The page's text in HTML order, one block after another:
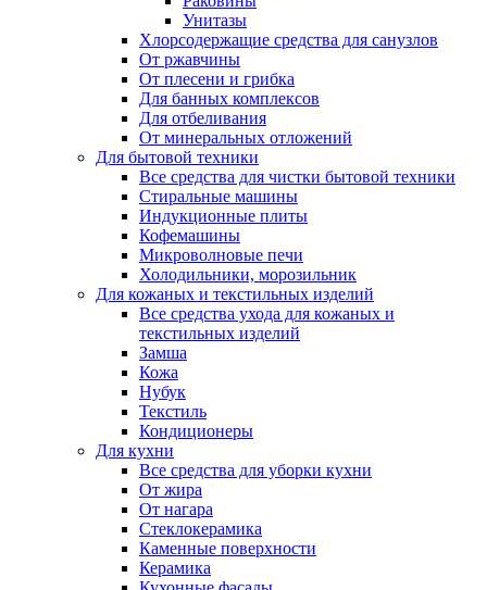
Унитазы
Хлорсодержащие средства для санузлов
От ржавчины
От плесени и грибка
Для банных комплексов
Для отбеливания
От минеральных отложений
Для бытовой техники
Все средства для чистки бытовой техники
Стиральные машины
Индукционные плиты
Кофемашины
Микроволновые печи
Холодильники, морозильник
Для кожаных и текстильных изделий
Все средства ухода для кожаных и
текстильных изделий
Замша
Кожа
Нубук
Текстиль
Кондиционеры
Для кухни
Все средства для уборки кухни
От жира
От нагара
Стеклокерамика
Каменные поверхности
Керамика